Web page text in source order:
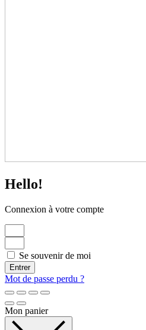
Hello!
Connexion à votre compte
Se souvenir de moi
Entrer
Mot de passe perdu ?
Mon panier